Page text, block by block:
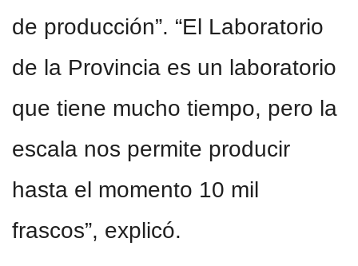
de producción”. “El Laboratorio
de la Provincia es un laboratorio
que tiene mucho tiempo, pero la
escala nos permite producir
hasta el momento 10 mil
frascos”, explicó.